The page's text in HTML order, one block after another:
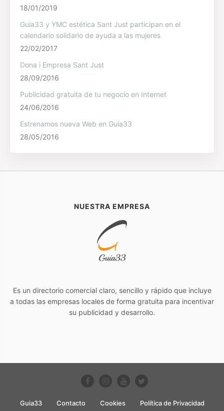
18/01/2019
Guia33 y YMC estética Sant Just participan en el
calendario solidario de ayuda a las mujeres
22/02/2017
Dona i Empresa Sant Just
28/09/2016
Publicidad gratuita de tu negocio en Internet
24/06/2016
Estrenamos nueva Web en Guia33
28/05/2016
NUESTRA EMPRESA
Es un directorio comercial claro, sencillo y rápido que incluye
a todas las empresas locales de forma gratuita para incentivar
su publicidad y desarrollo.
Guia33 Contacto Cookies Política de Privacidad